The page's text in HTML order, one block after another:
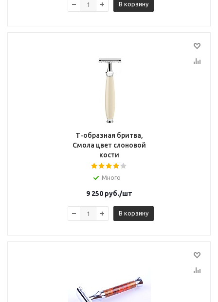
В корзину
Т-образная бритва,
Смола цвет слоновой
кости
Много
9 250 руб./шт
В корзину